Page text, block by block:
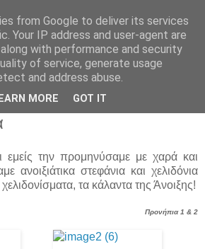
"ΔΕΛΑΣΑΛ"
εμείς την προμηνύσαμε με χαρά και
ανοιξιάτικα στεφάνια και χελιδόνια
τα κάλαντα της Άνοιξης!
Προνήπια 1 & 2
from Google to deliver its services
Your IP address and user-agent are
with performance and security
of service, generate usage
and address abuse.
MORE GOT IT